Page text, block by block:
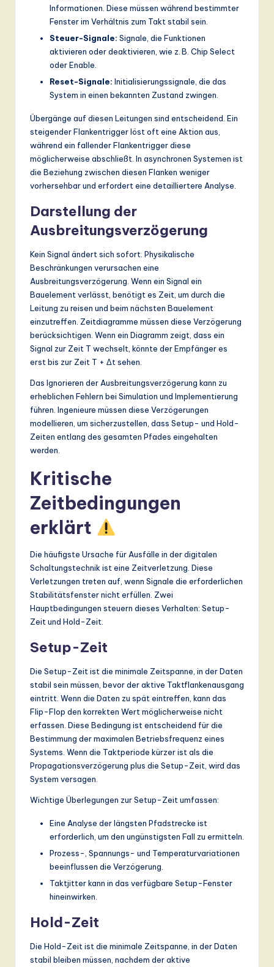
Informationen. Diese müssen während bestimmter
Fenster im Verhältnis zum Takt stabil sein.
Steuer-Signale: Signale, die Funktionen
aktivieren oder deaktivieren, wie z. B. Chip Select
oder Enable.
Reset-Signale: Initialisierungssignale, die das
System in einen bekannten Zustand zwingen.
Übergänge auf diesen Leitungen sind entscheidend. Ein
steigender Flankentrigger löst oft eine Aktion aus,
während ein fallender Flankentrigger diese
möglicherweise abschließt. In asynchronen Systemen ist
die Beziehung zwischen diesen Flanken weniger
vorhersehbar und erfordert eine detailliertere Analyse.
Darstellung der
Ausbreitungsverzögerung
Kein Signal ändert sich sofort. Physikalische
Beschränkungen verursachen eine
Ausbreitungsverzögerung. Wenn ein Signal ein
Bauelement verlässt, benötigt es Zeit, um durch die
Leitung zu reisen und beim nächsten Bauelement
einzutreffen. Zeitdiagramme müssen diese Verzögerung
berücksichtigen. Wenn ein Diagramm zeigt, dass ein
Signal zur Zeit T wechselt, könnte der Empfänger es
erst bis zur Zeit T + Δt sehen.
Das Ignorieren der Ausbreitungsverzögerung kann zu
erheblichen Fehlern bei Simulation und Implementierung
führen. Ingenieure müssen diese Verzögerungen
modellieren, um sicherzustellen, dass Setup- und Hold-
Zeiten entlang des gesamten Pfades eingehalten
werden.
Kritische
Zeitbedingungen
erklärt
Die häufigste Ursache für Ausfälle in der digitalen
Schaltungstechnik ist eine Zeitverletzung. Diese
Verletzungen treten auf, wenn Signale die erforderlichen
Stabilitätsfenster nicht erfüllen. Zwei
Hauptbedingungen steuern dieses Verhalten: Setup-
Zeit und Hold-Zeit.
Setup-Zeit
Die Setup-Zeit ist die minimale Zeitspanne, in der Daten
stabil sein müssen, bevor der aktive Taktflankenausgang
eintritt. Wenn die Daten zu spät eintreffen, kann das
Flip-Flop den korrekten Wert möglicherweise nicht
erfassen. Diese Bedingung ist entscheidend für die
Bestimmung der maximalen Betriebsfrequenz eines
Systems. Wenn die Taktperiode kürzer ist als die
Propagationsverzögerung plus die Setup-Zeit, wird das
System versagen.
Wichtige Überlegungen zur Setup-Zeit umfassen:
Eine Analyse der längsten Pfadstrecke ist
erforderlich, um den ungünstigsten Fall zu ermitteln.
Prozess-, Spannungs- und Temperaturvariationen
beeinflussen die Verzögerung.
Taktjitter kann in das verfügbare Setup-Fenster
hineinwirken.
Hold-Zeit
Die Hold-Zeit ist die minimale Zeitspanne, in der Daten
stabil bleiben müssen, nachdem der aktive